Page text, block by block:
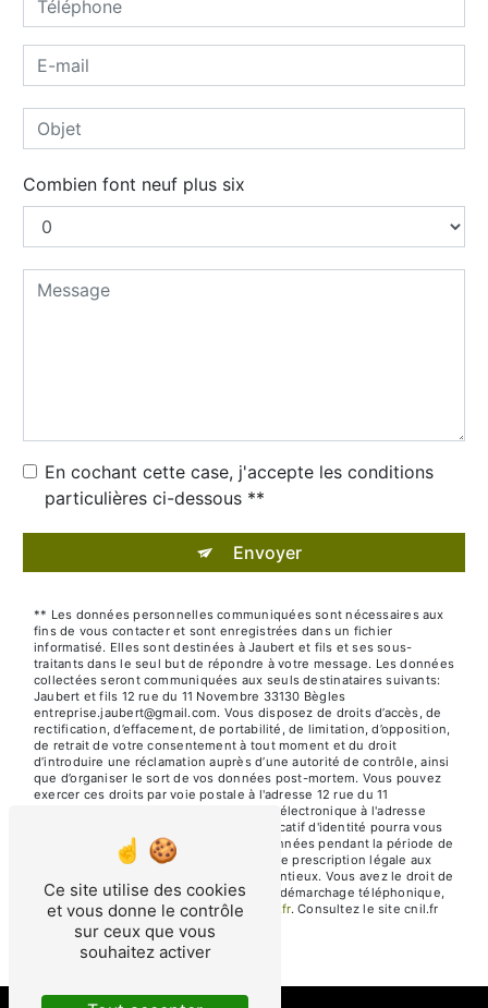
Combien font neuf plus six
En cochant cette case, j'accepte les conditions
particulières ci-dessous **
Envoyer
** Les données personnelles communiquées sont nécessaires aux
fins de vous contacter et sont enregistrées dans un fichier
informatisé. Elles sont destinées à Jaubert et fils et ses sous-
traitants dans le seul but de répondre à votre message. Les données
collectées seront communiquées aux seuls destinataires suivants:
Jaubert et fils 12 rue du 11 Novembre 33130 Bègles
entreprise.jaubert@gmail.com. Vous disposez de droits d’accès, de
rectification, d’effacement, de portabilité, de limitation, d’opposition,
de retrait de votre consentement à tout moment et du droit
d’introduire une réclamation auprès d’une autorité de contrôle, ainsi
que d’organiser le sort de vos données post-mortem. Vous pouvez
exercer ces droits par voie postale à l'adresse 12 rue du 11
Novembre 33130 Bègles ou par courrier électronique à l'adresse
entreprise.jaubert@gmail.com. Un justificatif d'identité pourra vous
être demandé. Nous conservons vos données pendant la période de
prise de contact puis pendant la durée de prescription légale aux
fins probatoires et de gestion des contentieux. Vous avez le droit de
vous inscrire sur la liste d'opposition au démarchage téléphonique,
disponible à cette adresse:Bloctel.gouv.fr. Consultez le site cnil.fr
pour plus d’informations sur vos droits.
Ce site utilise des cookies
et vous donne le contrôle
sur ceux que vous
souhaitez activer